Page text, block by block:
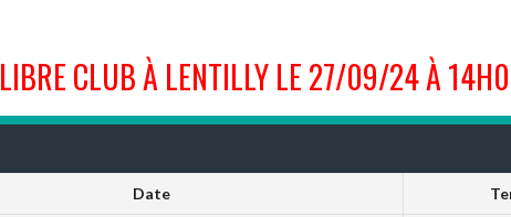
LIBRE CLUB À LENTILLY LE 27/09/24 À
Date